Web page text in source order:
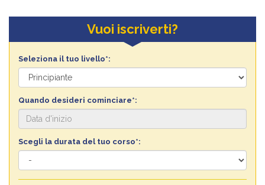
Vuoi iscriverti?
Seleziona il tuo livello*:
Quando desideri cominciare*:
Scegli la durata del tuo corso*: